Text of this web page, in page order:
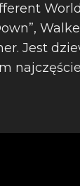
Jest